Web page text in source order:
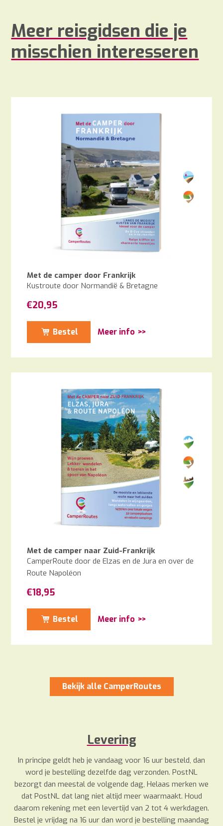
Meer reisgidsen die je
misschien interesseren
Met de camper door Frankrijk
Kustroute door Normandië & Bretagne
€20,95
Bestel Meer info
Met de camper naar Zuid-Frankrijk
CamperRoute door de Elzas en de Jura en over de
Route Napoléon
€18,95
Bestel Meer info
Bekijk alle CamperRoutes
Levering
In principe geldt heb je vandaag voor 16 uur besteld, dan
word je bestelling dezelfde dag verzonden. PostNL
bezorgt dan meestal de volgende dag, Helaas merken we
dat PostNL dat lang niet altijd meer waarmaakt. Houd
daarom rekening met een levertijd van 2 tot 4 werkdagen.
Bestel je vrijdag na 16 uur dan word je bestelling maandag